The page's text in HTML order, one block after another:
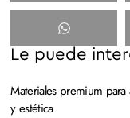
Le puede
Materiales premium
y estética